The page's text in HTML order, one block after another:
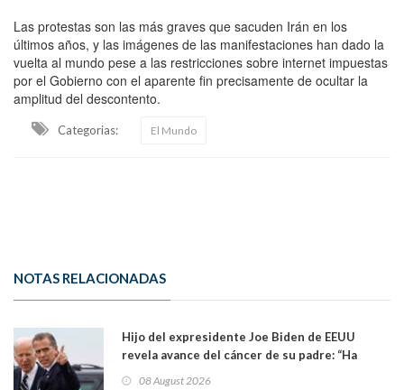
Las protestas son las más graves que sacuden Irán en los
últimos años, y las imágenes de las manifestaciones han dado la
vuelta al mundo pese a las restricciones sobre internet impuestas
por el Gobierno con el aparente fin precisamente de ocultar la
amplitud del descontento.
Categorias: El Mundo
NOTAS RELACIONADAS
Hijo del expresidente Joe Biden de EEUU
revela avance del cáncer de su padre: “Ha
08 August 2026